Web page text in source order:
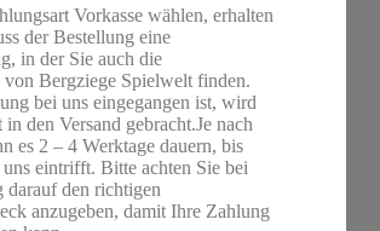
Vorkasse wählen, erhalten
der Bestellung eine
in der Sie auch die
Bergziege Spielwelt finden.
bei uns eingegangen ist, wird
den Versand gebracht.Je nach
es 2 – 4 Werktage dauern, bis
eintrifft. Bitte achten Sie bei
darauf den richtigen
anzugeben, damit Ihre Zahlung